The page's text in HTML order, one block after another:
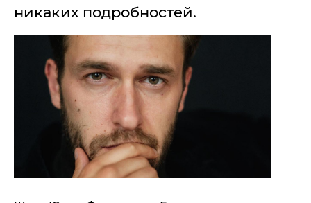
Спорт
Культура
Война на Донбассе и в
Крыму
"ДНР"
Оккупация Крыма
Новости Крыма
Армия Украины
Лайф стайл
Здоровье
Помощь проекту
Стиль Диалога
Шоу-биз
Культура
Общество
Пресс-релизы
Блоги
никаких подробностей.